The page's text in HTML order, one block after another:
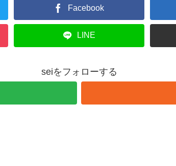
Facebook
LINE
seiをフォローする